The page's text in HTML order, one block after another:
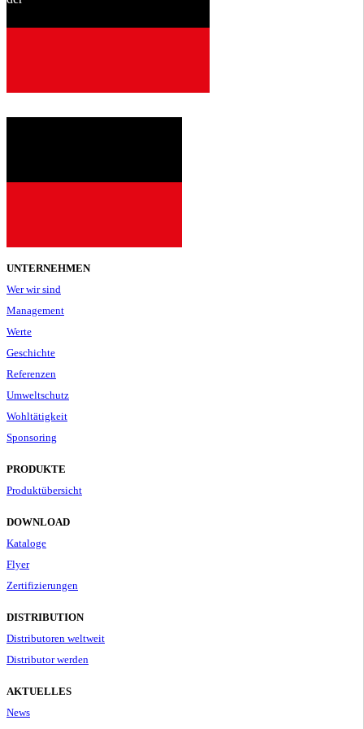
UNTERNEHMEN
Wer wir sind
Management
Werte
Geschichte
Referenzen
Umweltschutz
Wohltätigkeit
Sponsoring
PRODUKTE
Produktübersicht
DOWNLOAD
Kataloge
Flyer
Zertifizierungen
DISTRIBUTION
Distributoren weltweit
Distributor werden
AKTUELLES
News